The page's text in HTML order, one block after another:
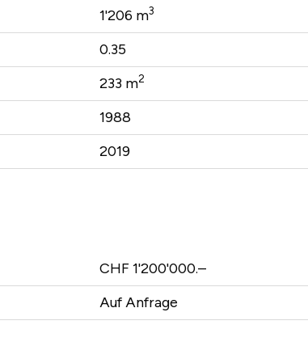
1'206 m3
0.35
233 m2
1988
2019
CHF 1'200'000.–
Auf Anfrage